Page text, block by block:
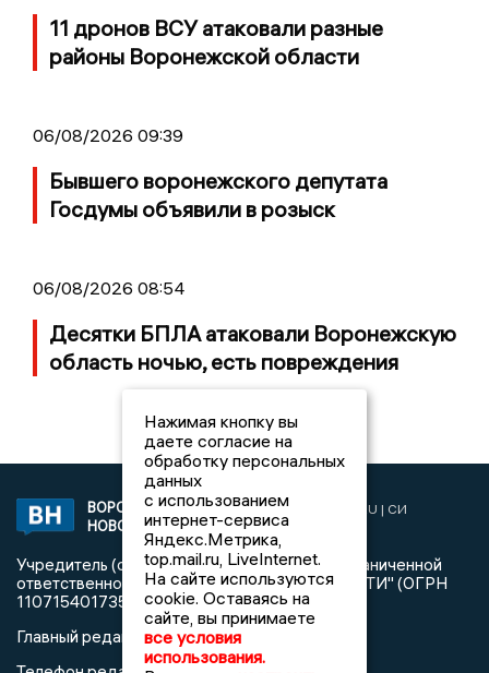
11 дронов ВСУ атаковали разные
районы Воронежской области
06/08/2026 09:39
Бывшего воронежского депутата
Госдумы объявили в розыск
06/08/2026 08:54
Десятки БПЛА атаковали Воронежскую
область ночью, есть повреждения
ВОРОНЕЖСКИЕ
НОВОСТИ
2019 © VORONEZHNEWS.RU | СИ
«Воронежские новости»
Учредитель (соучредители): Общество с ограниченной
ответственностью "РЕГИОНАЛЬНЫЕ НОВОСТИ" (ОГРН
1107154017354)
Главный редактор: Пирогов А.А.
Нажимая кнопку вы
даете согласие на
обработку персональных
данных
с использованием
интернет-сервиса
Яндекс.Метрика,
top.mail.ru, LiveInternet.
На сайте используются
cookie. Оставаясь на
сайте, вы принимаете
все условия
использования.